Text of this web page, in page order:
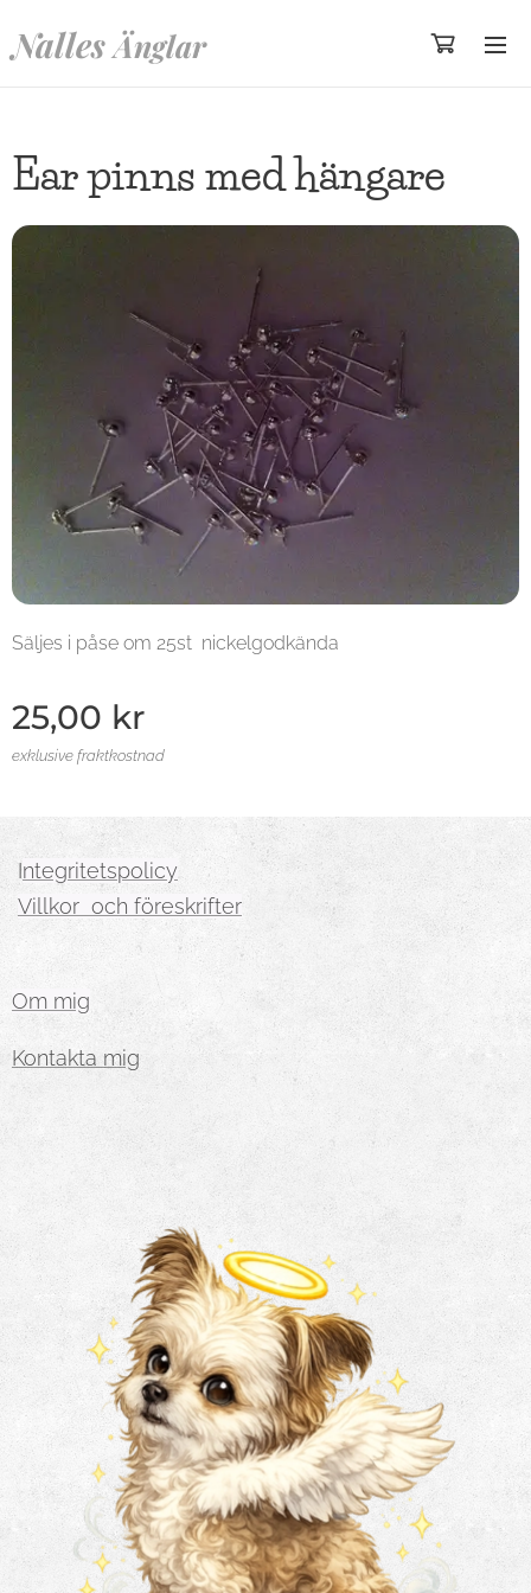
Nalles Änglar
Ear pinns med hängare
Säljes i påse om 25st nickelgodkända
25,00 kr
exklusive fraktkostnad
Integritetspolicy
Villkor och föreskrifter
Om mig
Kontakta mig